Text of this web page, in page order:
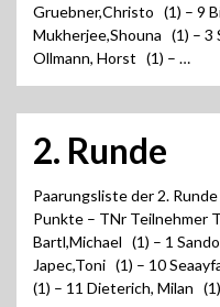
Gruebner,Christo (1) – 9
Mukherjee,Shouna (1) –
Ollmann, Horst (1) – …
2. Runde
Paarungsliste der 2.
Punkte – TNr Teilnehmer
Bartl,Michael (1) – 1
Japec,Toni (1) – 10
(1) – 11 Dieterich, Milan